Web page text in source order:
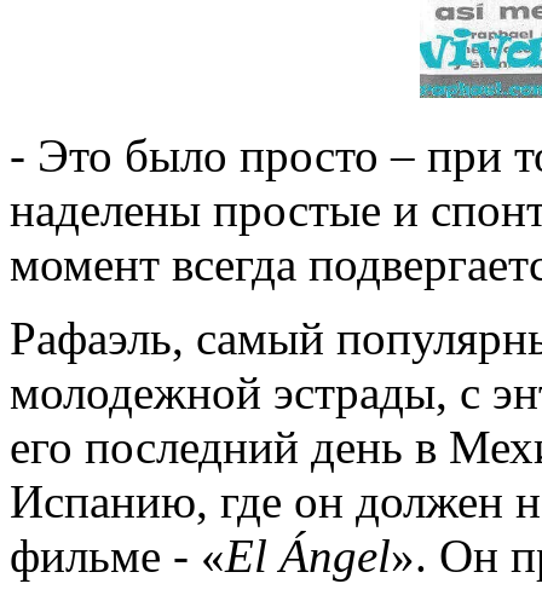
- Это было просто – при
наделены простые и
момент всегда
Рафаэль, самый
молодежной эстрады, с
его последний день в
Испанию, где он должен
фильме - «El Ángel». Он